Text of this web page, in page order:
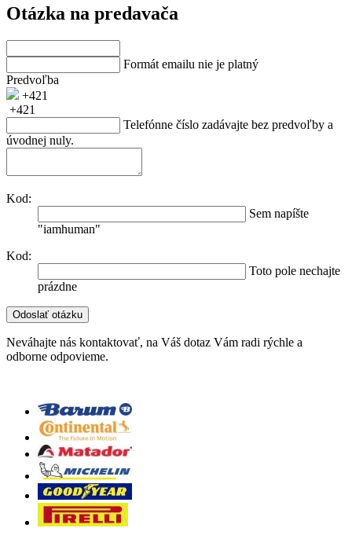
Otázka na predavača
Formát emailu nie je platný
Predvoľba
+421
+421
Telefónne číslo zadávajte bez predvoľby a
úvodnej nuly.
Kod:
Sem napíšte
"iamhuman"
Kod:
Toto pole nechajte
prázdne
Neváhajte nás kontaktovať, na Váš dotaz Vám radi rýchle a
odborne odpovieme.